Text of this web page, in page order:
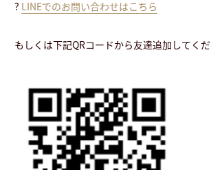
? LINEでのお問い合わせはこちら
もしくは下記QRコードから友達追加してくだ